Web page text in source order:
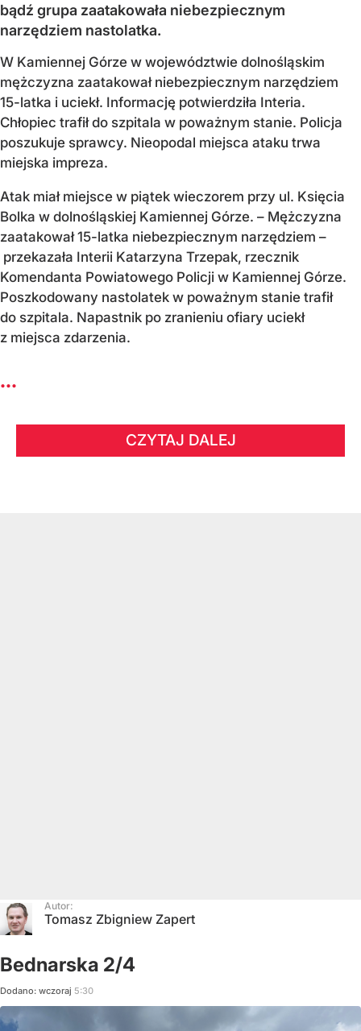
bądź grupa zaatakowała niebezpiecznym
narzędziem nastolatka.
W Kamiennej Górze w województwie dolnośląskim
mężczyzna zaatakował niebezpiecznym narzędziem
15-latka i uciekł. Informację potwierdziła Interia.
Chłopiec trafił do szpitala w poważnym stanie. Policja
poszukuje sprawcy. Nieopodal miejsca ataku trwa
miejska impreza.
Atak miał miejsce w piątek wieczorem przy ul. Księcia
Bolka w dolnośląskiej Kamiennej Górze. – Mężczyzna
zaatakował 15-latka niebezpiecznym narzędziem –
przekazała Interii Katarzyna Trzepak, rzecznik
Komendanta Powiatowego Policji w Kamiennej Górze.
Poszkodowany nastolatek w poważnym stanie trafił
do szpitala. Napastnik po zranieniu ofiary uciekł
z miejsca zdarzenia.
...
CZYTAJ DALEJ
Autor:
Tomasz Zbigniew Zapert
Bednarska 2/4
Dodano: wczoraj 5:30